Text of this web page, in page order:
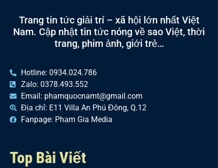
Trang tin tức giải trí – xã hội lớn nhất Việt
Nam. Cập nhật tin tức nóng về sao Việt, thời
trang, phim ảnh, giới trẻ…
Hotline: 0934.024.786
Zalo: 0378.493.552
Email: phamquocnamt@gmail.com
Địa chỉ: E11 Villa An Phú Đông, Q.12
Fanpage: Phạm Gia Media
Top Bài Viết